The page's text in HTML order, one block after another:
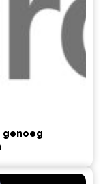
genoeg